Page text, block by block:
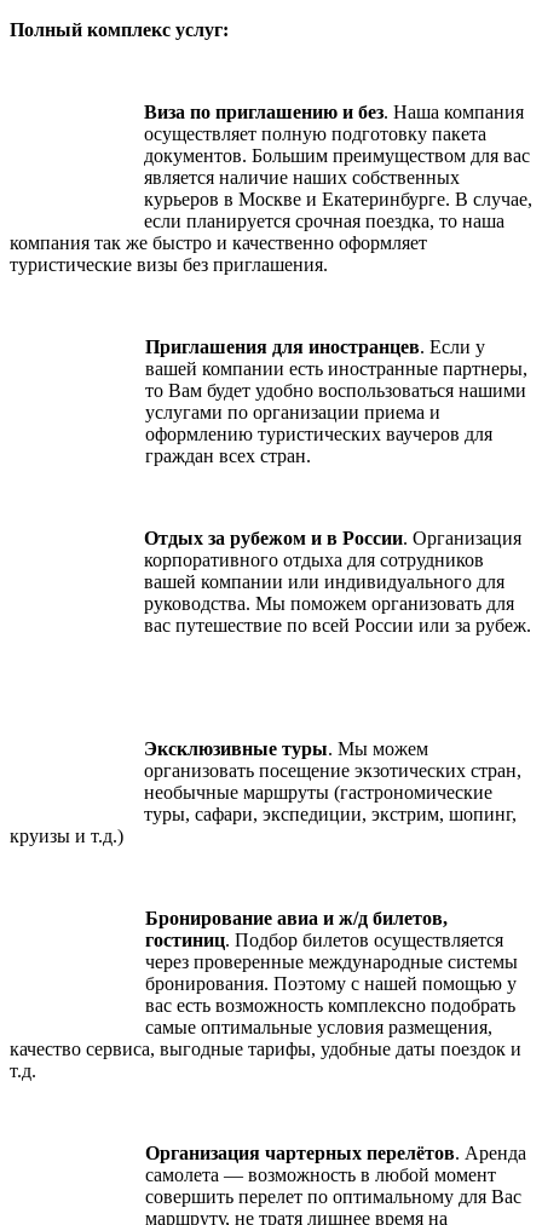
Полный комплекс услуг:
Виза по приглашению и без. Наша компания
осуществляет полную подготовку пакета
документов. Большим преимуществом для вас
является наличие наших собственных
курьеров в Москве и Екатеринбурге. В случае,
если планируется срочная поездка, то наша
компания так же быстро и качественно оформляет
туристические визы без приглашения.
Приглашения для иностранцев. Если у
вашей компании есть иностранные партнеры,
то Вам будет удобно воспользоваться нашими
услугами по организации приема и
оформлению туристических ваучеров для
граждан всех стран.
Отдых за рубежом и в России. Организация
корпоративного отдыха для сотрудников
вашей компании или индивидуального для
руководства. Мы поможем организовать для
вас путешествие по всей России или за рубеж.
Эксклюзивные туры. Мы можем
организовать посещение экзотических стран,
необычные маршруты (гастрономические
туры, сафари, экспедиции, экстрим, шопинг,
круизы и т.д.)
Бронирование авиа и ж/д билетов,
гостиниц. Подбор билетов осуществляется
через проверенные международные системы
бронирования. Поэтому с нашей помощью у
вас есть возможность комплексно подобрать
самые оптимальные условия размещения,
качество сервиса, выгодные тарифы, удобные даты поездок и
т.д.
Организация чартерных перелётов. Аренда
самолета — возможность в любой момент
совершить перелет по оптимальному для Вас
маршруту, не тратя лишнее время на